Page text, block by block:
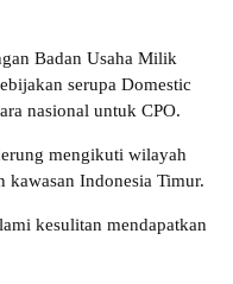
Badan Usaha Milik
serupa Domestic
nasional untuk CPO.
mengikuti wilayah
kawasan Indonesia Timur.
kesulitan mendapatkan